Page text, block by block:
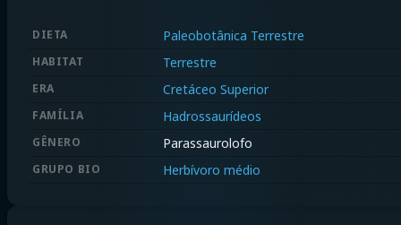
DIETA Paleobotânica Terrestre
HABITAT Terrestre
ERA Cretáceo Superior
FAMÍLIA Hadrossaurídeos
GÊNERO Parassaurolofo
GRUPO BIO Herbívoro médio